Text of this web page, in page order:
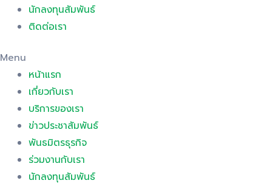
นักลงทุนสัมพันธ์
ติดต่อเรา
Menu
หน้าแรก
เกี่ยวกับเรา
บริการของเรา
ข่าวประชาสัมพันธ์
พันธมิตรธุรกิจ
ร่วมงานกับเรา
นักลงทุนสัมพันธ์